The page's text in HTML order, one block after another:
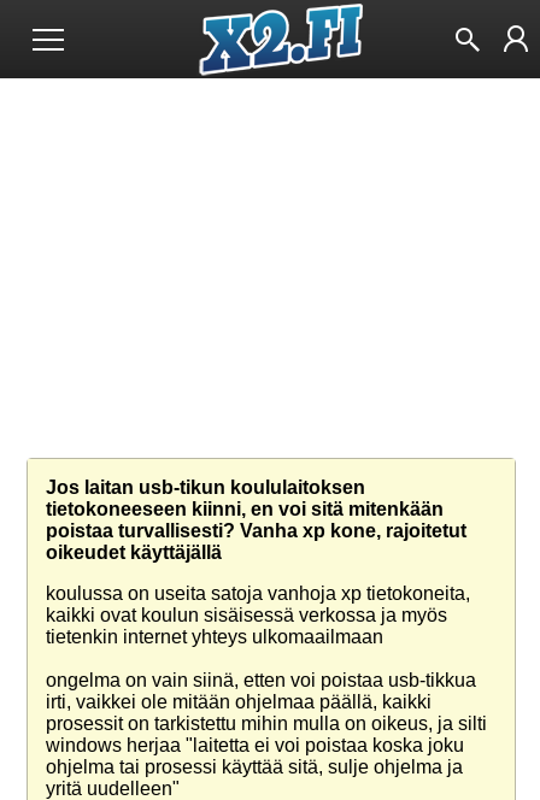
Jos laitan usb-tikun koululaitoksen
tietokoneeseen kiinni, en voi sitä mitenkään
poistaa turvallisesti? Vanha xp kone, rajoitetut
oikeudet käyttäjällä
koulussa on useita satoja vanhoja xp tietokoneita,
kaikki ovat koulun sisäisessä verkossa ja myös
tietenkin internet yhteys ulkomaailmaan
ongelma on vain siinä, etten voi poistaa usb-tikkua
irti, vaikkei ole mitään ohjelmaa päällä, kaikki
prosessit on tarkistettu mihin mulla on oikeus, ja silti
windows herjaa "laitetta ei voi poistaa koska joku
ohjelma tai prosessi käyttää sitä, sulje ohjelma ja
yritä uudelleen"